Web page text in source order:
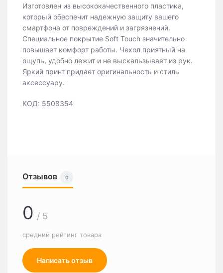
Изготовлен из высококачественного пластика,
который обеспечит надежную защиту вашего
смартфона от повреждений и загрязнений.
Специальное покрытие Soft Touch значительно
повышает комфорт работы. Чехол приятный на
ощупь, удобно лежит и не выскальзывает из рук.
Яркий принт придает оригинальность и стиль
аксессуару.
КОД: 5508354
Отзывов 0
0 / 5
средний рейтинг товара
Написать отзыв